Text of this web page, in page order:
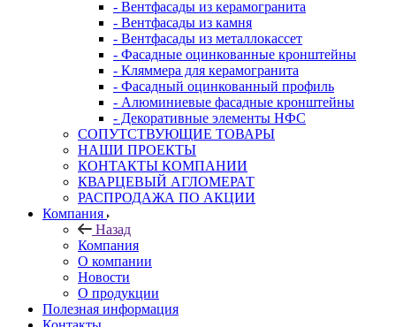
- Вентфасады из керамогранита
- Вентфасады из камня
- Вентфасады из металлокассет
- Фасадные оцинкованные кронштейны
- Кляммера для керамогранита
- Фасадный оцинкованный профиль
- Алюминиевые фасадные кронштейны
- Декоративные элементы НФС
СОПУТСТВУЮЩИЕ ТОВАРЫ
НАШИ ПРОЕКТЫ
КОНТАКТЫ КОМПАНИИ
КВАРЦЕВЫЙ АГЛОМЕРАТ
РАСПРОДАЖА ПО АКЦИИ
Компания
Назад
Компания
О компании
Новости
О продукции
Полезная информация